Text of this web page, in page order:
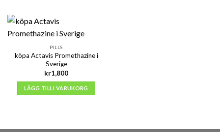
PILLS
köpa Actavis Promethazine i
Sverige
kr1,800
LÄGG TILL I VARUKORG